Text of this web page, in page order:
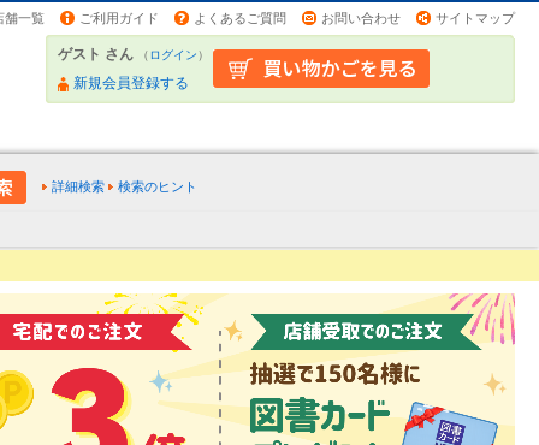
舗一覧 ご利用ガイド よくあるご質問 お問い合わせ サイトマップ
ゲスト さん （ログイン）
新規会員登録する
詳細検索 検索のヒント